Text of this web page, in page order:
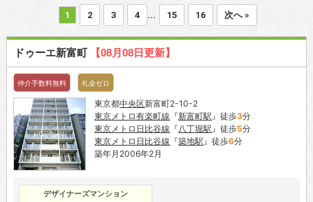
1 2 3 4 ... 15 16 次へ »
ドゥーエ新富町 【08月08日更新】
仲介手数料無料 礼金ゼロ
東京都中央区新富町2-10-2
東京メトロ有楽町線 『新富町駅』徒歩3分
東京メトロ日比谷線 『八丁堀駅』徒歩5分
東京メトロ日比谷線 『築地駅』徒歩6分
築年月2006年2月
デザイナーズマンション